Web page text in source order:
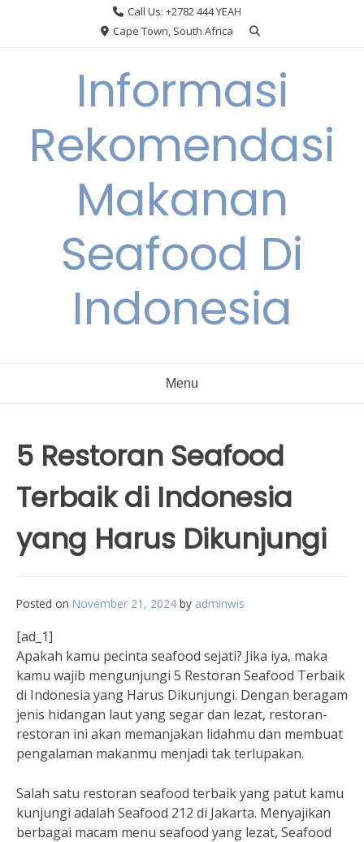
Call Us: +2782 444 YEAH
Cape Town, South Africa
Informasi
Rekomendasi
Makanan
Seafood Di
Indonesia
Menu
5 Restoran Seafood
Terbaik di Indonesia
yang Harus Dikunjungi
Posted on November 21, 2024 by adminwis
[ad_1]
Apakah kamu pecinta seafood sejati? Jika iya, maka
kamu wajib mengunjungi 5 Restoran Seafood Terbaik
di Indonesia yang Harus Dikunjungi. Dengan beragam
jenis hidangan laut yang segar dan lezat, restoran-
restoran ini akan memanjakan lidahmu dan membuat
pengalaman makanmu menjadi tak terlupakan.
Salah satu restoran seafood terbaik yang patut kamu
kunjungi adalah Seafood 212 di Jakarta. Menyajikan
berbagai macam menu seafood yang lezat, Seafood